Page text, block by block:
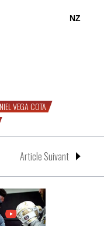
NZ
VEGA COTA
Article Suivant